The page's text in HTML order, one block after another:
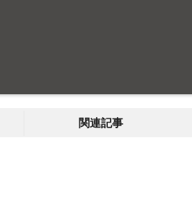
関連記事